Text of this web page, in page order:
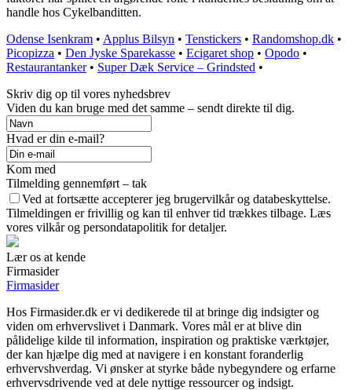
handle hos Cykelbanditten.
Odense Isenkram • Applus Bilsyn • Tenstickers • Randomshop.dk •
Picopizza • Den Jyske Sparekasse • Ecigaret shop • Opodo •
Restaurantanker• Super Dæk Service – Grindsted •
Skriv dig op til vores nyhedsbrev
Viden du kan bruge med det samme – sendt direkte til dig.
Hvad er din e-mail?
Kom med
Tilmelding gennemført – tak
Ved at fortsætte accepterer jeg brugervilkår og databeskyttelse.
Tilmeldingen er frivillig og kan til enhver tid trækkes tilbage. Læs
vores vilkår og persondatapolitik for detaljer.
Lær os at kende
Firmasider
Firmasider
Hos Firmasider.dk er vi dedikerede til at bringe dig indsigter og
viden om erhvervslivet i Danmark. Vores mål er at blive din
pålidelige kilde til information, inspiration og praktiske værktøjer,
der kan hjælpe dig med at navigere i en konstant foranderlig
erhvervshverdag. Vi ønsker at styrke både nybegyndere og erfarne
erhvervsdrivende ved at dele nyttige ressourcer og indsigt.